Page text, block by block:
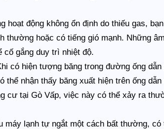
hoạt động không ổn định do thiếu gas,
thường hoặc có tiếng gió mạnh. Những
cố gắng duy trì nhiệt độ.
có hiện tượng băng trong đường ống
thể nhận thấy băng xuất hiện trên ống
cư tại Gò Vấp, việc này có thể xảy ra
máy lạnh tự ngắt một cách bất thường, có